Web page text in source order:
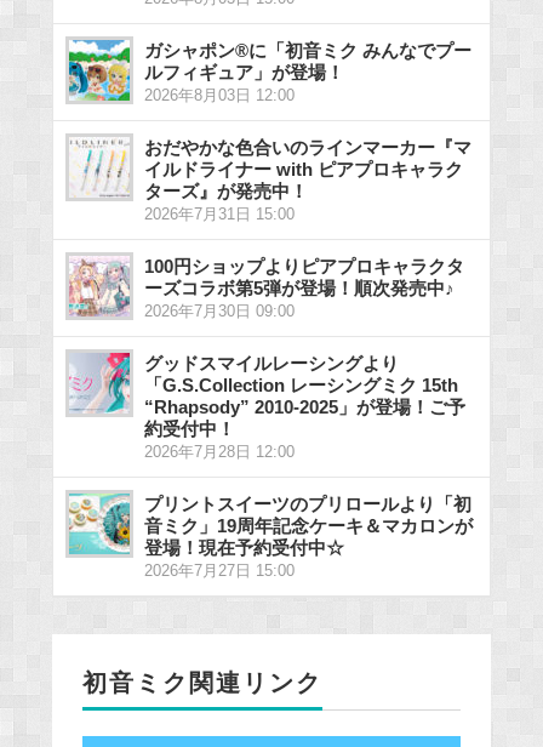
ガシャポン®に「初音ミク みんなでプー
ルフィギュア」が登場！
2026年8月03日 12:00
おだやかな色合いのラインマーカー『マ
イルドライナー with ピアプロキャラク
ターズ』が発売中！
2026年7月31日 15:00
100円ショップよりピアプロキャラクタ
ーズコラボ第5弾が登場！順次発売中♪
2026年7月30日 09:00
グッドスマイルレーシングより
「G.S.Collection レーシングミク 15th
“Rhapsody” 2010-2025」が登場！ご予
約受付中！
2026年7月28日 12:00
プリントスイーツのプリロールより「初
音ミク」19周年記念ケーキ＆マカロンが
登場！現在予約受付中☆
2026年7月27日 15:00
初音ミク関連リンク